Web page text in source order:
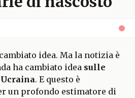
idea. Ma la notizia è
ha cambiato idea sulle
. E questo è
un profondo estimatore di